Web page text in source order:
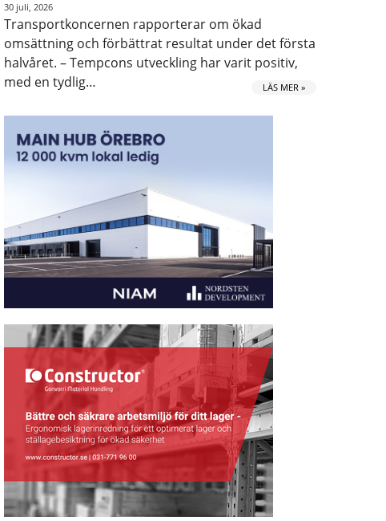
30 juli, 2026
Transportkoncernen rapporterar om ökad
omsättning och förbättrat resultat under det första
halvåret. – Tempcons utveckling har varit positiv,
med en tydlig…
LÄS MER »